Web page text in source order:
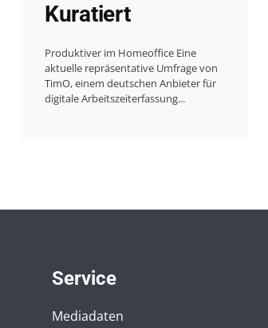
Kuratiert
Produktiver im Homeoffice Eine
aktuelle repräsentative Umfrage von
TimO, einem deutschen Anbieter für
digitale Arbeitszeiterfassung...
Service
Mediadaten